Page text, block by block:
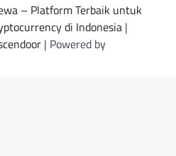
– Platform Terbaik untuk
di Indonesia |
| Powered by